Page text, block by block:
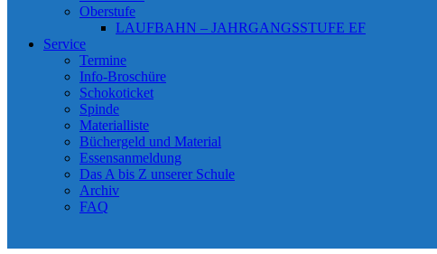
Oberstufe
LAUFBAHN – JAHRGANGSSTUFE EF
Service
Termine
Info-Broschüre
Schokoticket
Spinde
Materialliste
Büchergeld und Material
Essensanmeldung
Das A bis Z unserer Schule
Archiv
FAQ